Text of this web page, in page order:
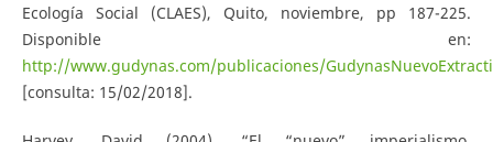
Ecología Social (CLAES), Quito, noviembre, pp 187-225.
Disponible en:
http://www.gudynas.com/publicaciones/
[consulta: 15/02/2018].